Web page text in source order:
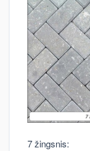
7 žingsnis: